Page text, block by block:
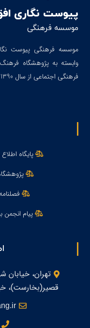
پیوست نگاری
موسسه فرهنگی
موسسه فرهنگی پیوست
وابسته به پژوهشگاه
فرهنگی اجتماعی از سال 1390 شروع به فعالیت نموده است.
پایگاه
پيام انجمن
تهران، خیابان
قصیر(بخارست)،